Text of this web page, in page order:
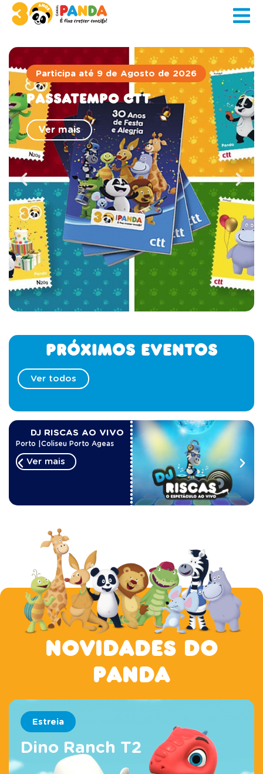
Participa até 9 de Agosto de 2026
Passatempo CTT
Ver mais
Próximos eventos
Ver todos
DJ RISCAS AO VIVO
Porto |Coliseu Porto Ageas
Ver mais
Novidades do
Panda
Estreia
Dino Ranch T2